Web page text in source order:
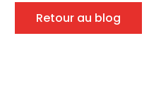
Retour au blog